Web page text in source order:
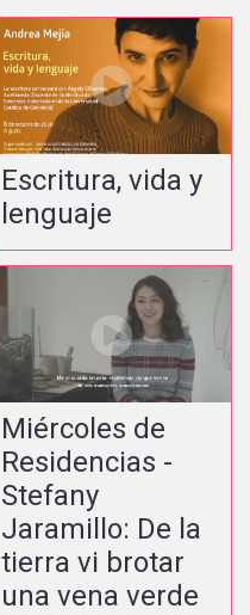
Escritura, vida y
lenguaje
Miércoles de
Residencias -
Stefany
Jaramillo: De la
tierra vi brotar
una vena verde